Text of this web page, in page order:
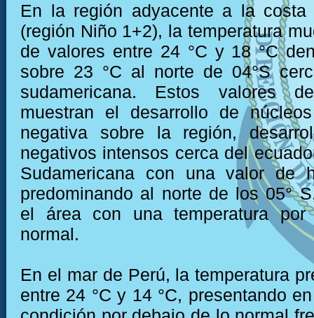
En la región adyacente a la costa
(región Niño 1+2), la temperatura
de valores entre 24 °C y 18 °C
sobre 23 °C al norte de 04°S
sudamericana. Estos valores
muestran el desarrollo de
negativa sobre la región,
negativos intensos cerca del
Sudamericana con una valor de
predominando al norte de los 05°
el área con una temperatura
normal.
En el mar de Perú, la temperatura
entre 24 °C y 14 °C, presentando